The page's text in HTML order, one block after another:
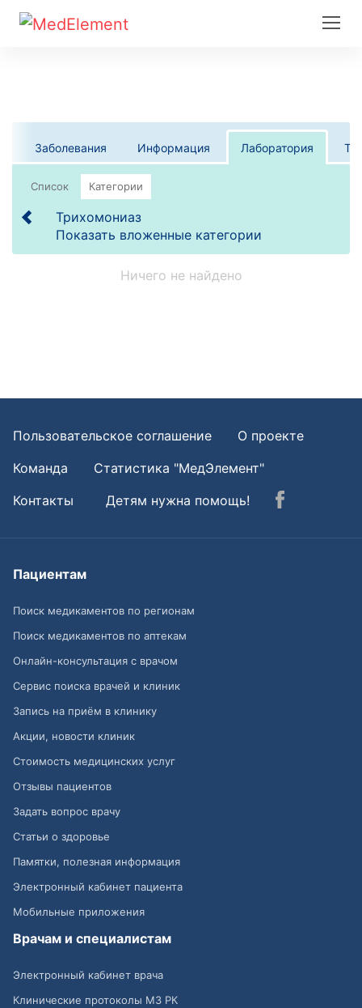
Заболевания Информация Лаборатория
Список Категории
Трихомониаз
Показать вложенные категории
Ничего не найдено
Пользовательское соглашение
О проекте
Команда
Статистика "МедЭлемент"
Контакты
Детям нужна помощь!
Пациентам
Поиск медикаментов по регионам
Поиск медикаментов по аптекам
Онлайн-консультация с врачом
Сервис поиска врачей и клиник
Запись на приём в клинику
Акции, новости клиник
Стоимость медицинских услуг
Отзывы пациентов
Задать вопрос врачу
Статьи о здоровье
Памятки, полезная информация
Электронный кабинет пациента
Мобильные приложения
Врачам и специалистам
Электронный кабинет врача
Клинические протоколы МЗ РК